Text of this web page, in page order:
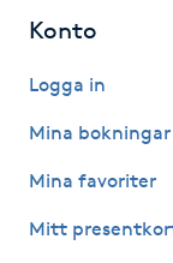
Huduppstramning
Konto
Logga in
Mina bokningar
Mina favoriter
Mitt